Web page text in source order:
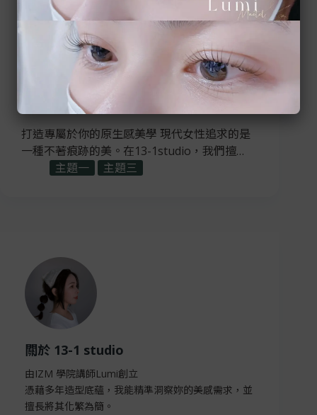
2026-02-28
精緻工藝的展現：霧眉與睫毛管理的自然美學
打造專屬於你的原生感美學 現代女性追求的是
一種不著痕跡的美。在13-1studio，我們擅…
主題一
主題三
關於 13-1 studio
由IZM 學院講師Lumi創立
憑藉多年造型底蘊，我能精準洞察妳的美感需求，並
擅長將其化繁為簡。